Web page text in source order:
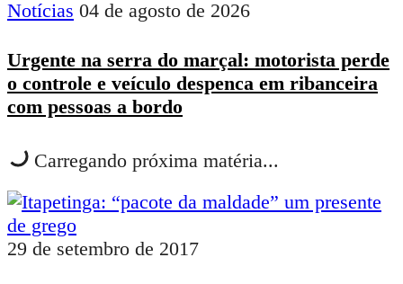
Notícias 04 de agosto de 2026
Urgente na serra do marçal: motorista perde
o controle e veículo despenca em ribanceira
com pessoas a bordo
Carregando próxima matéria...
29 de setembro de 2017